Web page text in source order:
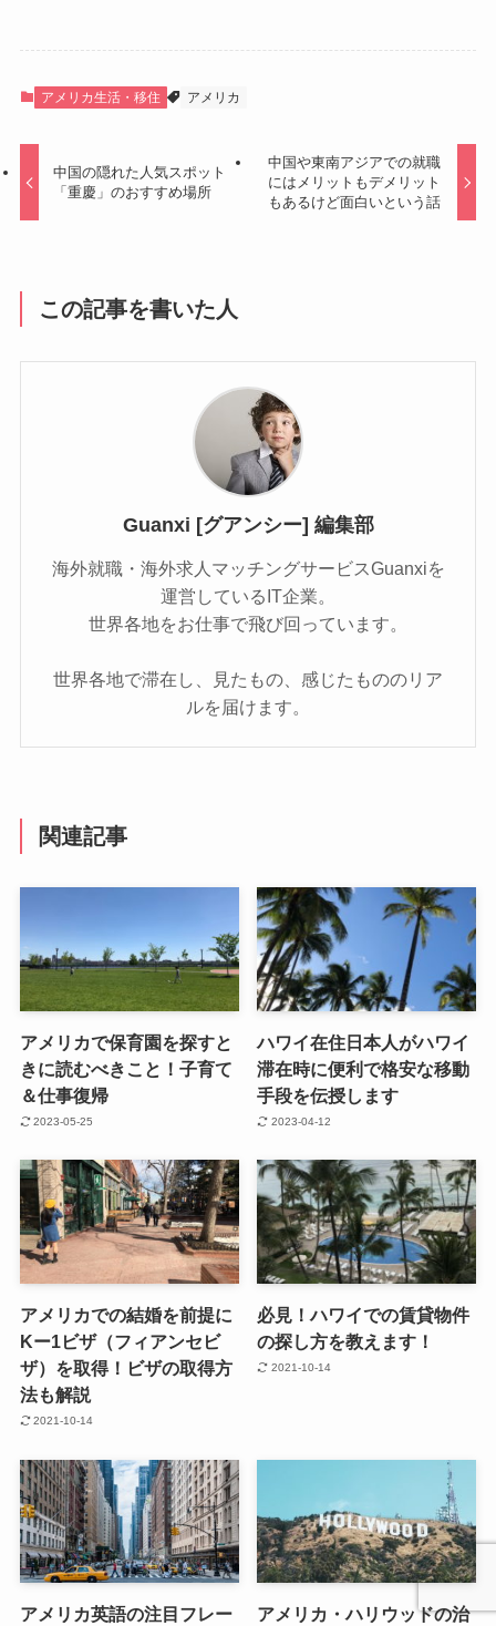
アメリカ生活・移住 アメリカ
中国の隠れた人気スポット
「重慶」のおすすめ場所
中国や東南アジアでの就職
にはメリットもデメリット
もあるけど面白いという話
この記事を書いた人
Guanxi [グアンシー] 編集部
海外就職・海外求人マッチングサービスGuanxiを
運営しているIT企業。
世界各地をお仕事で飛び回っています。
世界各地で滞在し、見たもの、感じたもののリア
ルを届けます。
関連記事
アメリカで保育園を探すと
きに読むべきこと！子育て
＆仕事復帰
2023-05-25
ハワイ在住日本人がハワイ
滞在時に便利で格安な移動
手段を伝授します
2023-04-12
アメリカでの結婚を前提に
Kー1ビザ（フィアンセビ
ザ）を取得！ビザの取得方
法も解説
2021-10-14
必見！ハワイでの賃貸物件
の探し方を教えます！
2021-10-14
アメリカ英語の注目フレー アメリカ・ハリウッドの治